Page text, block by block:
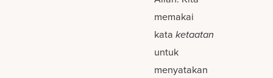
memakai
kata ketaatan
untuk
menyatakan